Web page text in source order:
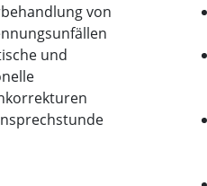
von
und